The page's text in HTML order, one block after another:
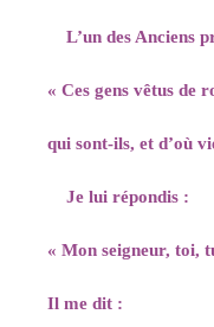
L’un des Anciens
« Ces gens vêtus de
qui sont-ils, et d’où
Je lui répondis :
« Mon seigneur, toi,
Il me dit :